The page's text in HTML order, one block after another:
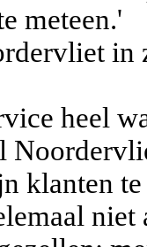
meteen.'
in
heel
klanten
niet